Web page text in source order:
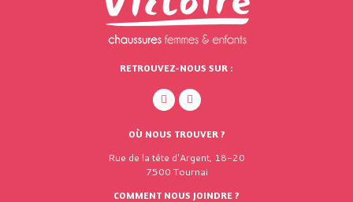
RETROUVEZ-NOUS SUR :
OÙ NOUS TROUVER ?
Rue de la tête d'Argent, 18-20
7500 Tournai
COMMENT NOUS JOINDRE ?